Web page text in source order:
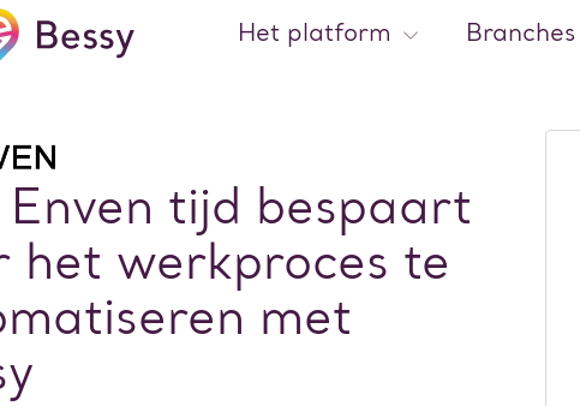
Het platform  Branches
Enven tijd bespaart
het werkproces te
met